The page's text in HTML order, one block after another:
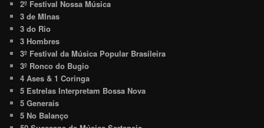
2º Festival Nossa Música
3 de MInas
3 do Rio
3 Hombres
3º Festival da Música Popular Brasileira
3º Ronco do Bugio
4 Ases & 1 Coringa
5 Estrelas Interpretam Bossa Nova
5 Generais
5 No Balanço